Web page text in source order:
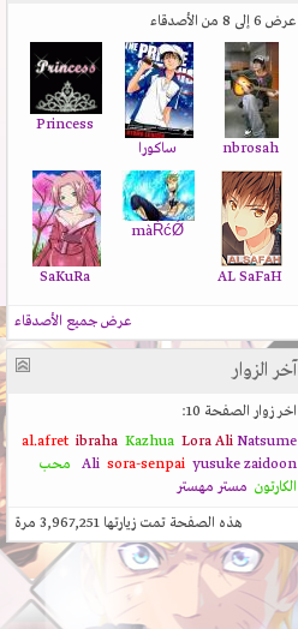
عرض 6 إلى 8 من الأصدقاء
nbrosah ساكورا
Princess
AL SaFaH
màŔćǾ
SaKuRa
عرض جميع الأصدقاء
آخر الزوار
اخر زوار الصفحة 10:
al.afret
ibraha Kazhua Lora AliNatsume
Ali
sora-senpai yusukezaidoon
محب
الكارتون
مستر مهستر
هذه الصفحة تمت زيارتها3,967,251مرة